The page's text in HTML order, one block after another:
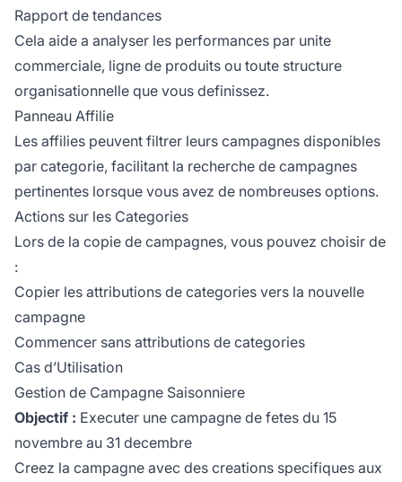
Rapport de tendances
Cela aide a analyser les performances par unite
commerciale, ligne de produits ou toute structure
organisationnelle que vous definissez.
Panneau Affilie
Les affilies peuvent filtrer leurs campagnes disponibles
par categorie, facilitant la recherche de campagnes
pertinentes lorsque vous avez de nombreuses options.
Actions sur les Categories
Lors de la copie de campagnes, vous pouvez choisir de
:
Copier les attributions de categories vers la nouvelle
campagne
Commencer sans attributions de categories
Cas d’Utilisation
Gestion de Campagne Saisonniere
Objectif : Executer une campagne de fetes du 15
novembre au 31 decembre
Creez la campagne avec des creations specifiques aux